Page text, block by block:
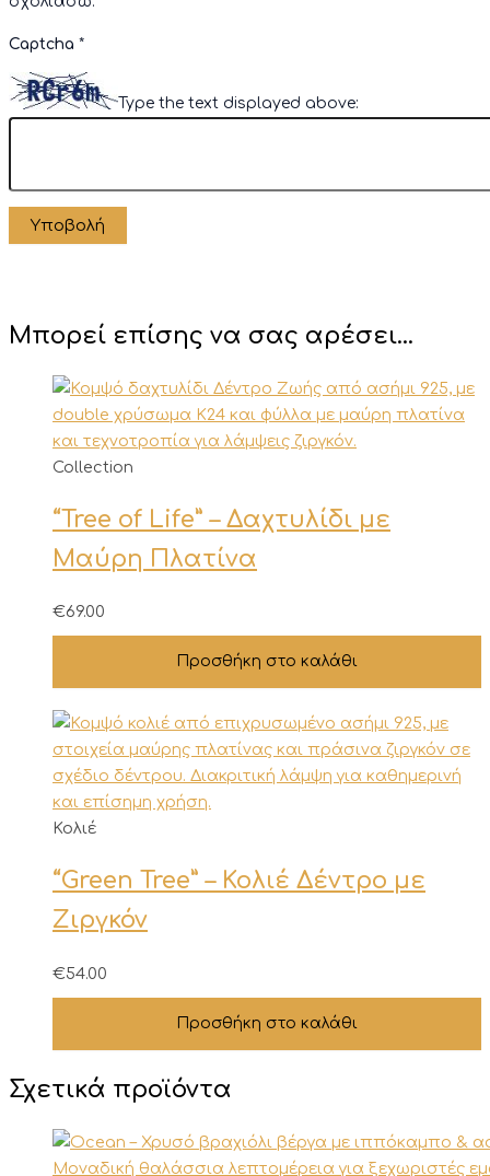
Captcha *
Type the text displayed above:
Μπορεί επίσης να σας αρέσει…
Collection
“Tree of Life” – Δαχτυλίδι με
Μαύρη Πλατίνα
€69.00
Προσθήκη στο καλάθι
Κολιέ
“Green Tree” – Κολιέ Δέντρο με
Ζιργκόν
€54.00
Προσθήκη στο καλάθι
Σχετικά προϊόντα